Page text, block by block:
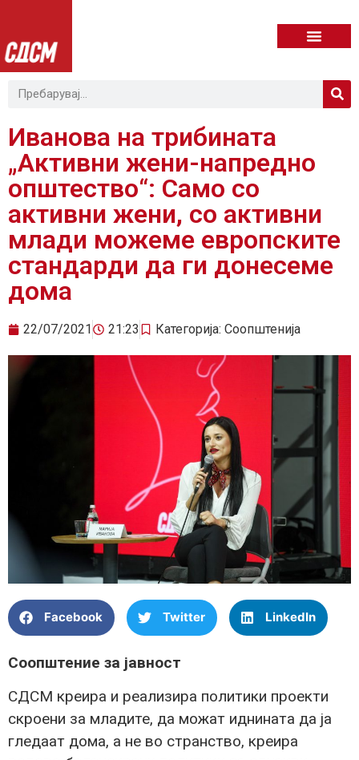
Иванова на трибината
„Активни жени-напредно
општество“: Само со
активни жени, со активни
млади можеме европските
стандарди да ги донесеме
дома
22/07/2021 21:23 Категорија: Соопштенија
Facebook Twitter LinkedIn
Соопштение за јавност
СДСМ креира и реализира политики проекти
скроени за младите, да можат иднината да ја
гледаат дома, а не во странство, креира